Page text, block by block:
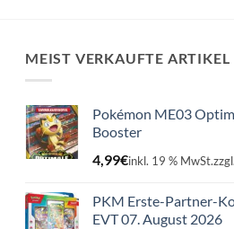
MEIST VERKAUFTE ARTIKEL
Pokémon ME03
Booster
4,99€inkl. 19 % MwSt.zzgl.
PKM Erste-Partner-
EVT 07. August 2026